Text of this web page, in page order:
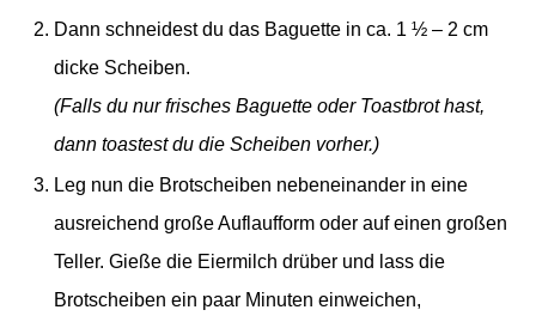
Dann schneidest du das Baguette in ca. 1 ½ – 2 cm
dicke Scheiben.
(Falls du nur frisches Baguette oder Toastbrot hast,
dann toastest du die Scheiben vorher.)
Leg nun die Brotscheiben nebeneinander in eine
ausreichend große Auflaufform oder auf einen großen
Teller. Gieße die Eiermilch drüber und lass die
Brotscheiben ein paar Minuten einweichen,